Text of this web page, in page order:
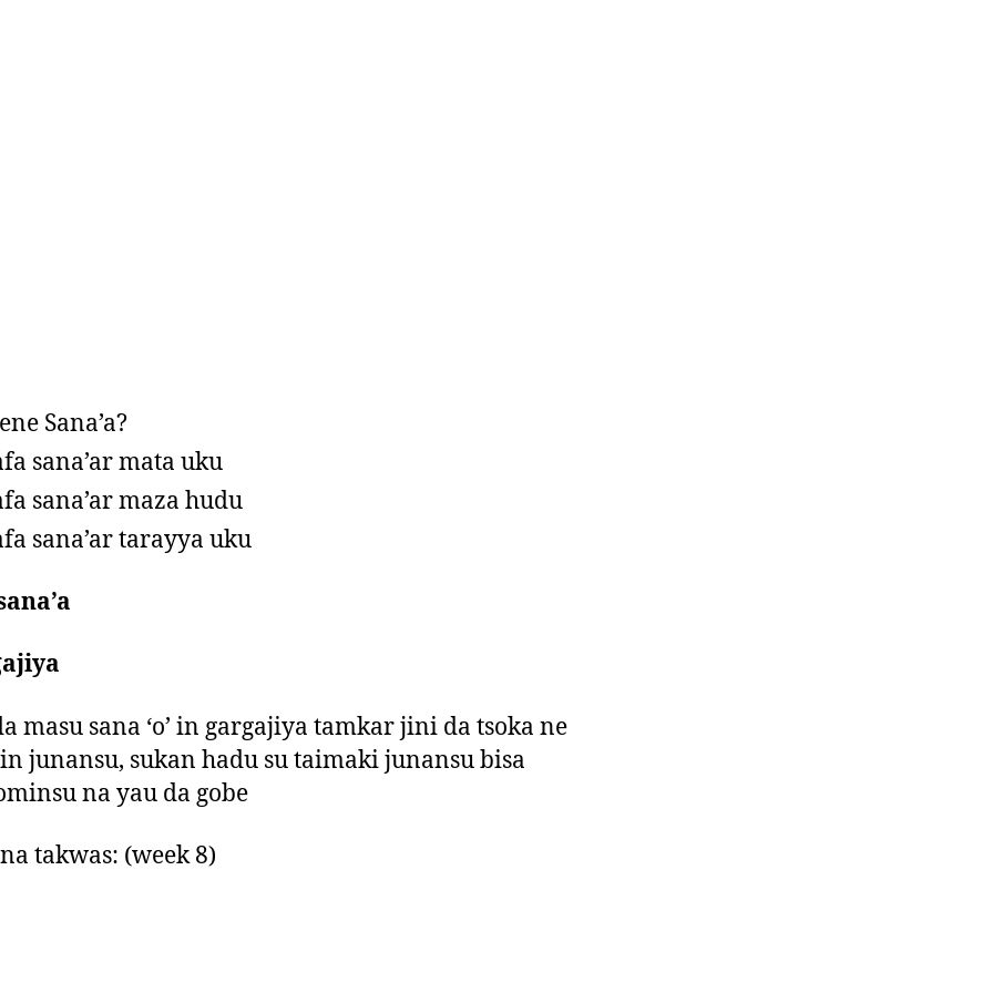
Sana’a?
sana’ar mata uku
sana’ar maza hudu
sana’ar tarayya uku
masu sana ‘o’ in gargajiya tamkar jini da tsoka ne
junansu, sukan hadu su taimaki junansu bisa
na yau da gobe
takwas: (week 8)